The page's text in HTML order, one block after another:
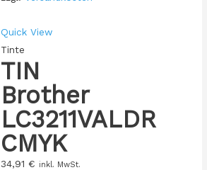
Quick View
Tinte
TIN
Brother
LC3211VALDR
CMYK
34,91 € inkl. MwSt.